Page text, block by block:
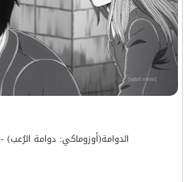
الدوامة(أوزوماكي: دوامة الرُعب) - Uzumaki - صور من الحلقة 1